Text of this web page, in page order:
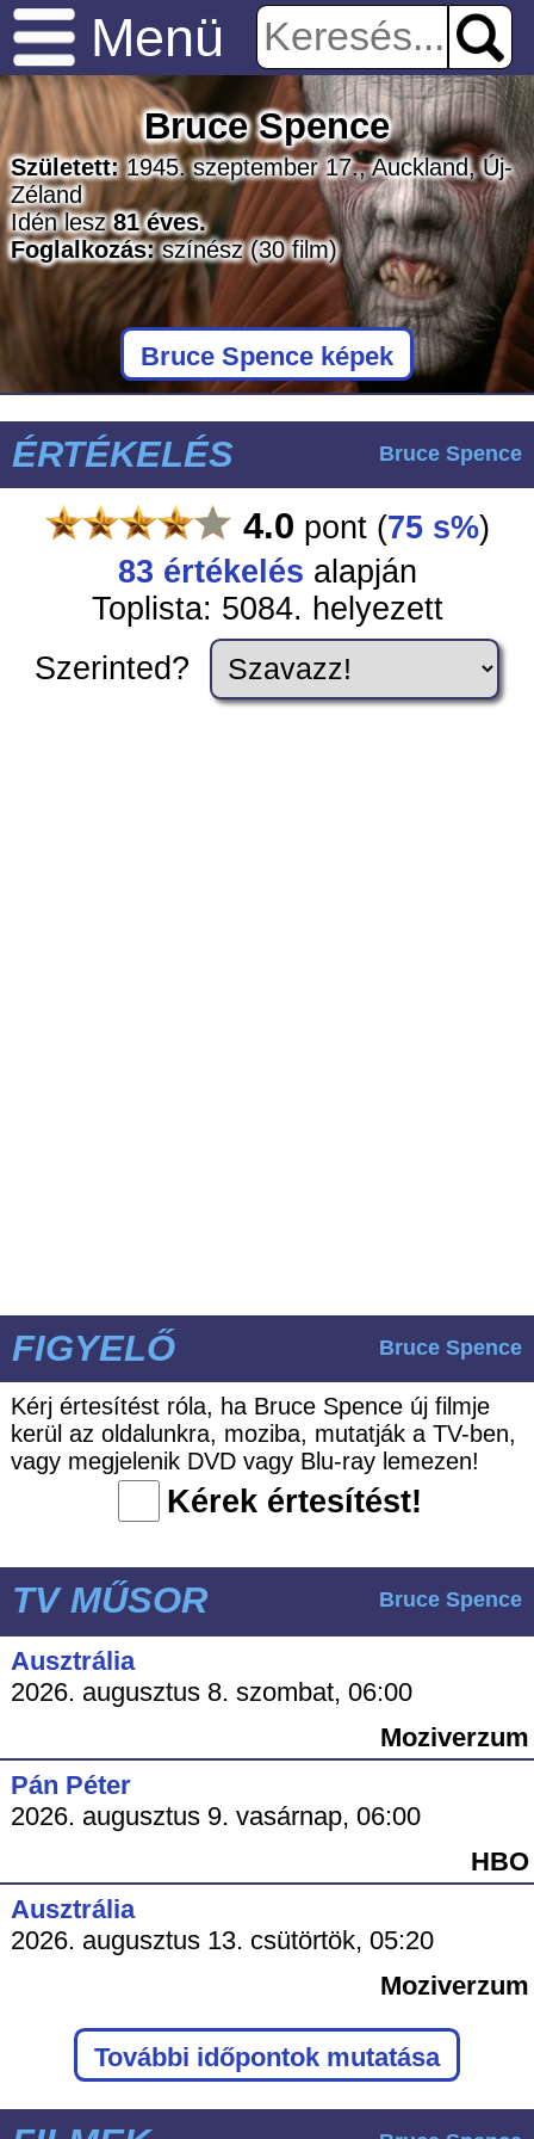
Menü
Bruce Spence
Született:1945. szeptember 17., Auckland, Új-
Zéland
Idén lesz81 éves.
Foglalkozás:színész(30 film)
Bruce Spence képek
ÉRTÉKELÉS Bruce Spence
4.0 pont (75 s%)
83 értékelés alapján
Toplista: 5084. helyezett
Szerinted?
FIGYELŐ Bruce Spence
Kérj értesítést róla, ha Bruce Spence új filmje
kerül az oldalunkra, moziba, mutatják a TV-ben,
vagy megjelenik DVD vagy Blu-ray lemezen!
Kérek értesítést!
TV MŰSOR Bruce Spence
Ausztrália
2026. augusztus 8. szombat, 06:00
Moziverzum
Pán Péter
2026. augusztus 9. vasárnap, 06:00
HBO
Ausztrália
2026. augusztus 13. csütörtök, 05:20
Moziverzum
További időpontok mutatása